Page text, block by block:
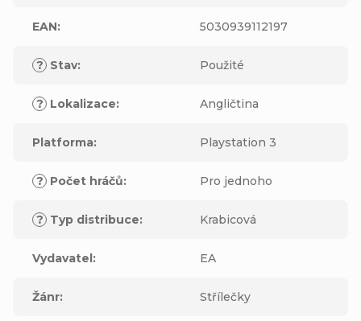
EAN: 5030939112197
? Stav: Použité
? Lokalizace: Angličtina
Platforma: Playstation 3
? Počet hráčů: Pro jednoho
? Typ distribuce: Krabicová
Vydavatel: EA
Žánr: Střílečky